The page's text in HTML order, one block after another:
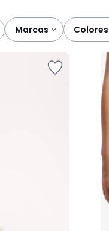
marcas colores